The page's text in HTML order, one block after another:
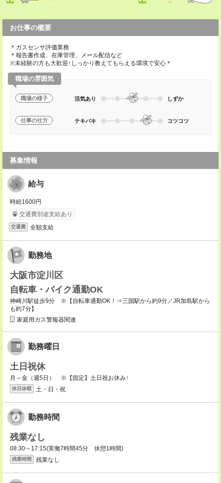
お仕事の概要
＊ガスセンサ評価業務
＊報告書作成、在庫管理、メール配信など
※未経験の方も大歓迎↑しっかり教えてもらえる環境で安心＊
職場の雰囲気
職場の様子 活気あり しずか
仕事の仕方 テキパキ コツコツ
募集情報
給与
時給1600円
交通費別途支給あり
交通費 全額支給
勤務地
大阪市淀川区
自転車・バイク通勤OK
神崎川駅徒歩9分 ※【自転車通勤OK！⇒三国駅から約9分／JR加島駅から
も約7分】
家庭用ガス警報器関連
勤務曜日
土日祝休
月～金（週5日） ※【固定】土日祝お休み↑
休日休暇 土・日・祝
勤務時間
残業なし
08:30～17:15(実働7時間45分 休憩1時間)
残業時間 残業なし